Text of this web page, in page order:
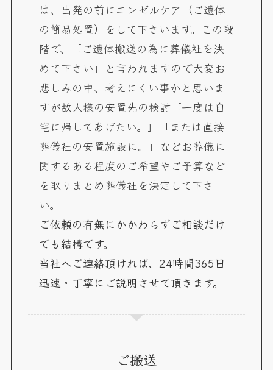
は、出発の前にエンゼルケア（ご遺体
の簡易処置）をして下さいます。この段
階で、「ご遺体搬送の為に葬儀社を決
めて下さい」と言われますので大変お
悲しみの中、考えにくい事かと思いま
すが故人様の安置先の検討「一度は自
宅に帰してあげたい。」「または直接
葬儀社の安置施設に。」などお葬儀に
関するある程度のご希望やご予算など
を取りまとめ葬儀社を決定して下さ
い。
ご依頼の有無にかかわらずご相談だけ
でも結構です。
当社へご連絡頂ければ、24時間365日
迅速・丁寧にご説明させて頂きます。
ご搬送